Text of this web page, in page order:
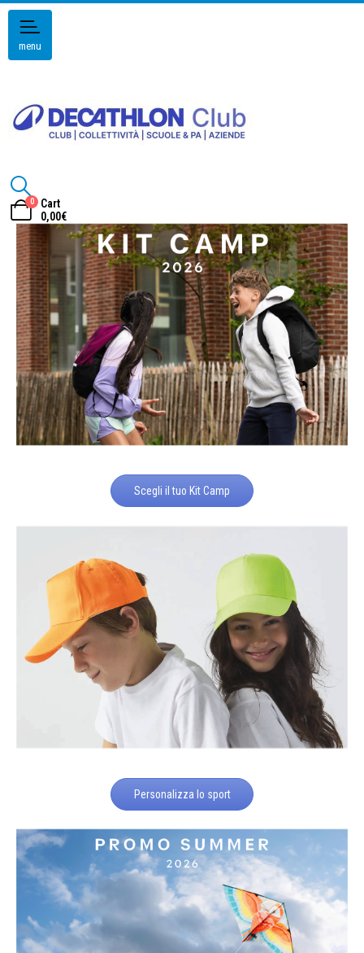
menu
0
Cart
0,00€
Scegli il tuo Kit Camp
Personalizza lo sport